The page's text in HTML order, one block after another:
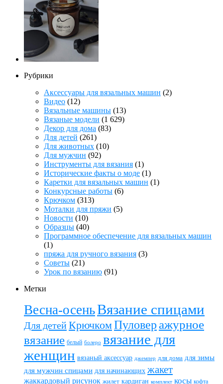
Рубрики
Аксессуары для вязальных машин (2)
Видео (12)
Вязальные машины (13)
Вязаные модели (1 629)
Декор для дома (83)
Для детей (261)
Для животных (10)
Для мужчин (92)
Инструменты для вязания (1)
Исторические факты о моде (1)
Каретки для вязальных машин (1)
Конкурсные работы (6)
Крючком (313)
Моталки для пряжи (5)
Новости (10)
Образцы (40)
Программное обеспечение для вязальных машин
(1)
пряжа для ручного вязания (3)
Советы (21)
Урок по вязанию (91)
Метки
Весна-осеньВязание спицами
Для детейКрючкомПуловер ажурное
вязание белый болеро вязание для
женщин вязаный аксессуар джемпер для дома для зимы
для мужчин спицами для начинающих жакет
жаккардовый рисунок жилет кардиган комплект косы кофта